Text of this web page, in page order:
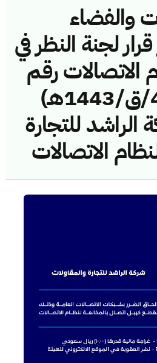
والفضاء
لجنة النظر في
الاتصالات رقم
(42747653/ق/1443هـ)
الراشد للتجارة
الاتصالات